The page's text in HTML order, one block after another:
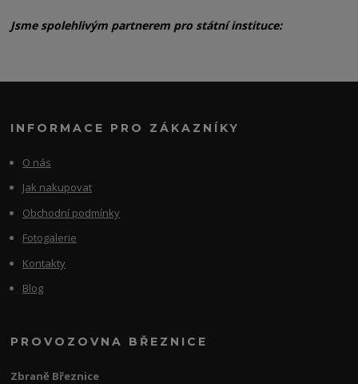
Jsme spolehlivým partnerem pro státní instituce:
INFORMACE PRO ZÁKAZNÍKY
O nás
Jak nakupovat
Obchodní podmínky
Fotogalerie
Kontakty
Blog
PROVOZOVNA BŘEZNICE
Zbraně Březnice